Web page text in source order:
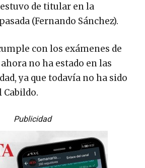
de titular en la
(Fernando Sánchez).
con los exámenes de
no ha estado en las
ya que todavía no ha sido
Cabildo.
Publicidad